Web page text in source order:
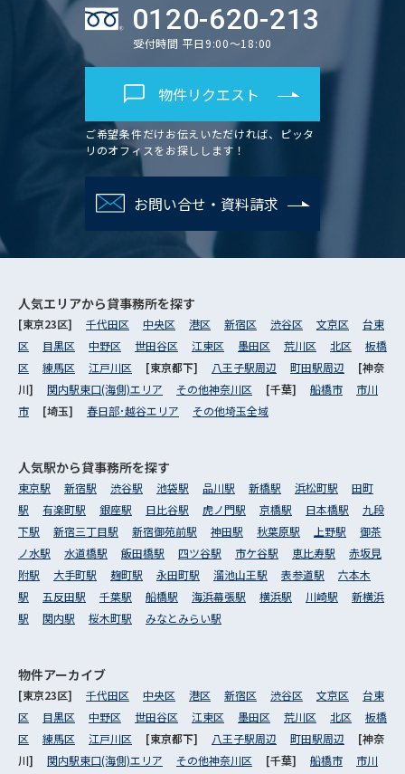
0120-620-213
受付時間 平日9:00～18:00
物件リクエスト
ご希望条件だけお伝えいただければ、ピッタ
リのオフィスをお探しします！
お問い合せ・資料請求
人気エリアから貸事務所を探す
[東京23区] 千代田区 中央区 港区 新宿区 渋谷区 文京区
台東
区
目黒区 中野区 世田谷区 江東区 墨田区 荒川区 北区
板橋
区
練馬区 江戸川区 [東京都下] 八王子駅周辺 町田駅周辺
[神奈
川] 関内駅東口(海側)エリア その他神奈川区 [千葉] 船橋市
市川
市
[埼玉] 春日部･越谷エリア その他埼玉全域
人気駅から貸事務所を探す
東京駅 新宿駅 渋谷駅 池袋駅 品川駅 新橋駅 浜松町駅
田町
駅
有楽町駅 銀座駅 日比谷駅 虎ノ門駅 京橋駅 日本橋駅
九段
下駅
新宿三丁目駅 新宿御苑前駅 神田駅 秋葉原駅 上野駅
御茶
ノ水駅
水道橋駅 飯田橋駅 四ツ谷駅 市ケ谷駅 恵比寿駅
赤坂見
附駅
大手町駅 麹町駅 永田町駅 溜池山王駅 表参道駅
六本木
駅
五反田駅 千葉駅 船橋駅 海浜幕張駅 横浜駅 川崎駅
新横浜
駅
関内駅 桜木町駅 みなとみらい駅
物件アーカイブ
[東京23区] 千代田区 中央区 港区 新宿区 渋谷区 文京区
台東
区
目黒区 中野区 世田谷区 江東区 墨田区 荒川区 北区
板橋
区
練馬区 江戸川区 [東京都下] 八王子駅周辺 町田駅周辺
[神奈
川] 関内駅東口(海側)エリア その他神奈川区 [千葉] 船橋市
市川